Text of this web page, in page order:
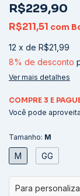
R$229,90
R$211,51 com
12 x de R$21,99
8% de desconto
Ver mais detalhes
COMPRE 3 E
Você pode
Tamanho: M
M GG